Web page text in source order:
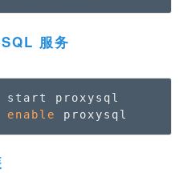
服务
start proxysql
enable proxysql